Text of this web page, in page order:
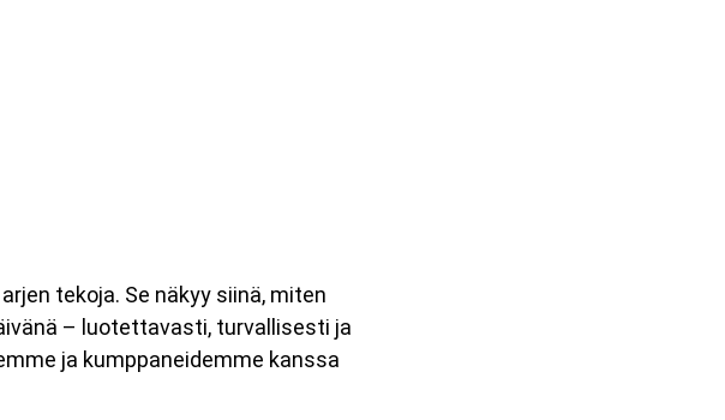
tekoja. Se näkyy siinä, miten
– luotettavasti, turvallisesti ja
ja kumppaneidemme kanssa